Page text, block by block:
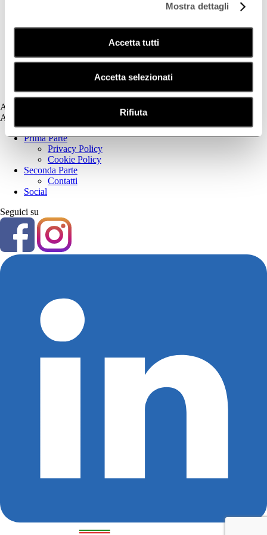
Mostra dettagli
Accetta tutti
Accetta selezionati
Rifiuta
Fotoprotezione Dedicata
Psoriasi
Secchezza Cutanea
Assistenza
Assistenza
Prima Parte
Privacy Policy
Cookie Policy
Seconda Parte
Contatti
Social
Seguici su